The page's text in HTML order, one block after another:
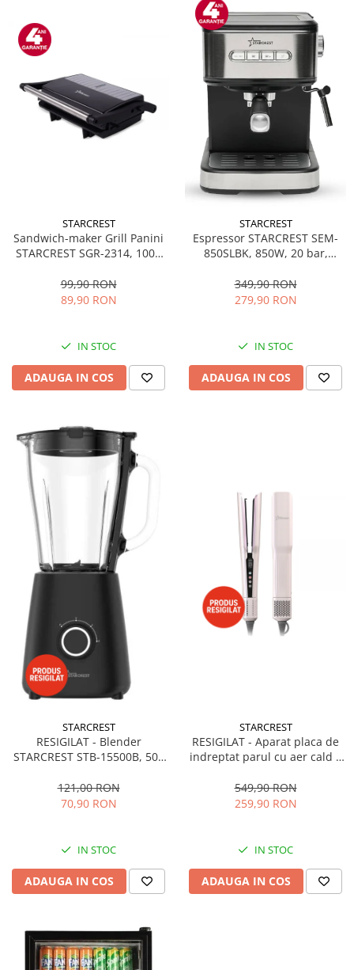
STARCREST
Sandwich-maker Grill Panini
STARCREST SGR-2314, 1000
Deschidere 180°, Suprafata
de gatire 23 x 14 cm, Negru
99,90 RON
89,90 RON
IN STOC
ADAUGA IN COS
STARCREST
Espressor STARCREST SEM-
850SLBK, 850W, 20 bar,
dispozitiv spumare, filtru
dublu din inox, Negru/Inox
349,90 RON
279,90 RON
IN STOC
ADAUGA IN COS
STARCREST
RESIGILAT - Blender
STARCREST STB-15500B, 500
Pulse, Negru
121,00 RON
70,90 RON
IN STOC
ADAUGA IN COS
STARCREST
RESIGILAT - Aparat placa de
indreptat parul cu aer cald 2
1300 W, Uscare si indreptare,
Afisaj LCD, Tehnologie cu ioni
549,90 RON
259,90 RON
IN STOC
ADAUGA IN COS